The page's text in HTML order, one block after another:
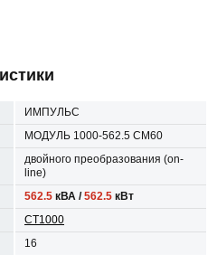
ИМПУЛЬС
МОДУЛЬ 1000-562.5 СМ60
двойного преобразования (on-
line)
562.5 кВА /562.5 кВт
СТ1000
16